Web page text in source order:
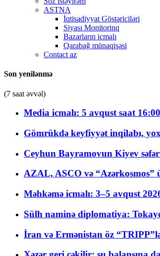
ASTNA
İqtisadiyyat Göstəriciləri
Siyası Monitorinq
Bazarların icmalı
Qarabağ münaqişəsi
Contact az
Son yenilənmə
(7 saat əvvəl)
Media icmalı: 5 avqust saat
Gömrükdə keyfiyyət inqilabı,
Ceyhun Bayramovun Kiyev
AZAL, ASCO və “Azərkosmos”
Məhkəmə icmalı: 3–5 avqust
Sülh naminə diplomatiya:
İran və Ermənistan öz